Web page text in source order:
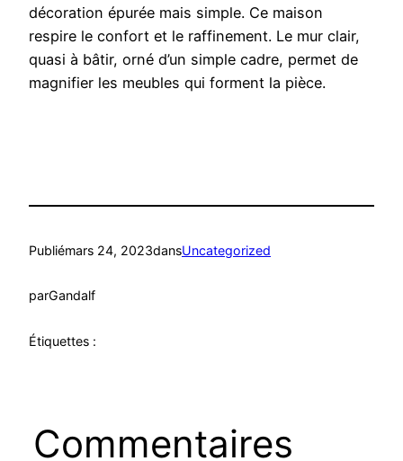
décoration épurée mais simple. Ce maison
respire le confort et le raffinement. Le mur clair,
quasi à bâtir, orné d’un simple cadre, permet de
magnifier les meubles qui forment la pièce.
Publiémars 24, 2023dansUncategorized
parGandalf
Étiquettes :
Commentaires